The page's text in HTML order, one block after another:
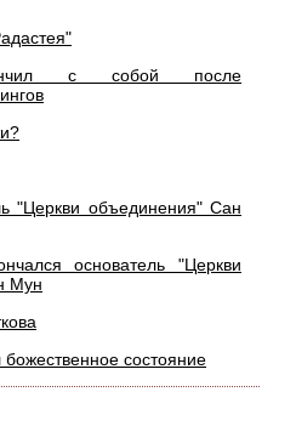
с собой после
"Церкви объединения" Сан
основатель "Церкви
Мун
состояние